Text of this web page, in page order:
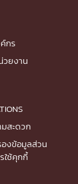
กร
ยงาน
สะดวก
งข้อมูลส่วน
ใช้คุกกี้